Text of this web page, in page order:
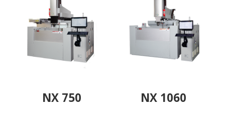
NX 750 NX 1060